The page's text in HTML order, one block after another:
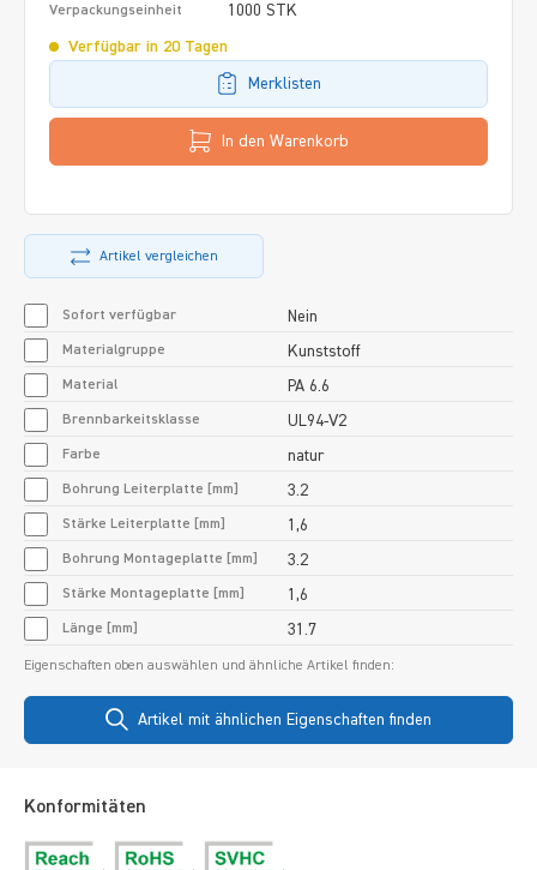
Verpackungseinheit 1000 STK
Verfügbar in 20 Tagen
Merklisten
In den Warenkorb
Artikel vergleichen
Sofort verfügbar Nein
Materialgruppe Kunststoff
Material PA 6.6
Brennbarkeitsklasse UL94-V2
Farbe natur
Bohrung Leiterplatte [mm] 3.2
Stärke Leiterplatte [mm] 1,6
Bohrung Montageplatte [mm] 3.2
Stärke Montageplatte [mm] 1,6
Länge [mm] 31.7
Eigenschaften oben auswählen und ähnliche Artikel finden:
Artikel mit ähnlichen Eigenschaften finden
Konformitäten